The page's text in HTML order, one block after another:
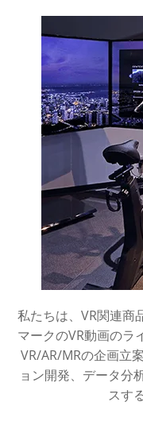
私たちは、VR関連商
マークのVR動画のラ
VR/AR/MRの企画立
ョン開発、データ分
スす